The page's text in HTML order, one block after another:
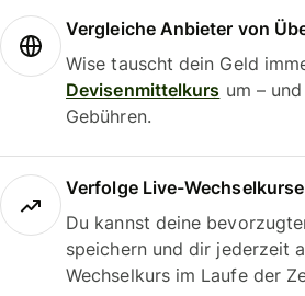
Vergleiche Anbieter von
Wise tauscht dein Geld
Devisenmittelkurs um –
Gebühren.
Verfolge Live-Wechselkurse
Du kannst deine
speichern und dir jederzeit
Wechselkurs im Laufe der